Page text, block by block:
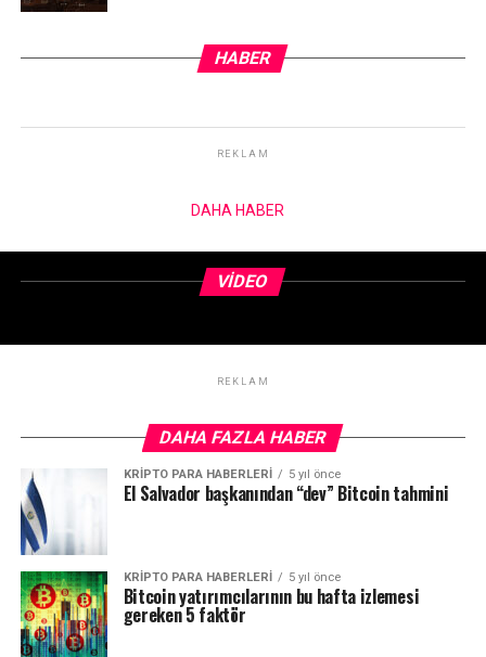
HABER
REKLAM
DAHA HABER
VIDEO
REKLAM
DAHA FAZLA HABER
KRIPTO PARA HABERLERI 5 yıl önce
El Salvador başkanından “dev” Bitcoin tahmini
KRIPTO PARA HABERLERI 5 yıl önce
Bitcoin yatırımcılarının bu hafta izlemesi
gereken 5 faktör